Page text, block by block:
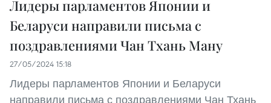
Лидеры парламентов Японии и
Беларуси направили письма с
поздравлениями Чан Тхань Ману
27/05/2024 15:18
Лидеры парламентов Японии и Беларуси
направили письма с поздравлениями Чан Тхань